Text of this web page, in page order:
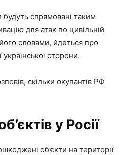
спрямовані таким
для атак по цивільній
словами, йдеться про
української сторони.
скільки окупантів РФ
у Росії
об’єкти на території